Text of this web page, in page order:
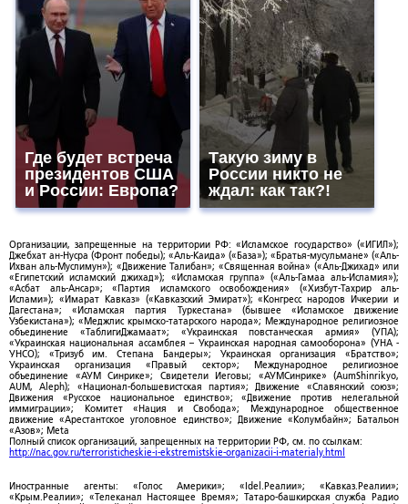
Где будет встреча
президентов США
и России: Европа?
Такую зиму в
России никто не
ждал: как так?!
Организации, запрещенные на территории РФ: «Исламское государство» («ИГИЛ»);
Джебхат ан-Нусра (Фронт победы); «Аль-Каида» («База»); «Братья-мусульмане» («Аль-
Ихван аль-Муслимун»); «Движение Талибан»; «Священная война» («Аль-Джихад» или
«Египетский исламский джихад»); «Исламская группа» («Аль-Гамаа аль-Исламия»);
«Асбат аль-Ансар»; «Партия исламского освобождения» («Хизбут-Тахрир аль-
Ислами»); «Имарат Кавказ» («Кавказский Эмират»); «Конгресс народов Ичкерии и
Дагестана»; «Исламская партия Туркестана» (бывшее «Исламское движение
Узбекистана»); «Меджлис крымско-татарского народа»; Международное религиозное
объединение «ТаблигиДжамаат»; «Украинская повстанческая армия» (УПА);
«Украинская национальная ассамблея – Украинская народная самооборона» (УНА -
УНСО); «Тризуб им. Степана Бандеры»; Украинская организация «Братство»;
Украинская организация «Правый сектор»; Международное религиозное
объединение «АУМ Синрике»; Свидетели Иеговы; «АУМСинрике» (AumShinrikyo,
AUM, Aleph); «Национал-большевистская партия»; Движение «Славянский союз»;
Движения «Русское национальное единство»; «Движение против нелегальной
иммиграции»; Комитет «Нация и Свобода»; Международное общественное
движение «Арестантское уголовное единство»; Движение «Колумбайн»; Батальон
«Азов»; Meta
Полный список организаций, запрещенных на территории РФ, см. по ссылкам:
http://nac.gov.ru/terroristicheskie-i-ekstremistskie-organizacii-i-materialy.html
Иностранные агенты: «Голос Америки»; «Idel.Реалии»; «Кавказ.Реалии»;
«Крым.Реалии»; «Телеканал Настоящее Время»; Татаро-башкирская служба Радио